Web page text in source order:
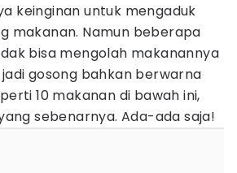
keinginan untuk mengaduk
makanan. Namun beberapa
bisa mengolah makanannya
gosong bahkan berwarna
10 makanan di bawah ini,
sebenarnya. Ada-ada saja!